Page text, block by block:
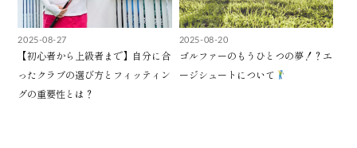
2025-08-27
【初心者から上級者まで】自分に合
ったクラブの選び方とフィッティン
グの重要性とは？
2025-08-20
ゴルファーのもうひとつの夢！？エ
ージシュートについて